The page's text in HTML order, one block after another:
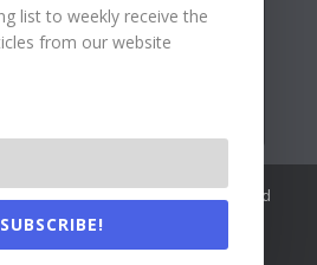
Media Private Limited. Created and
byThe Web People
list to weekly receive the
from our website
SUBSCRIBE!